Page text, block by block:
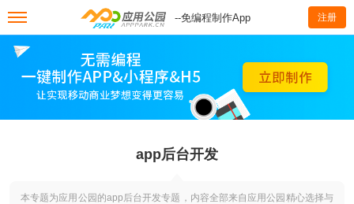
--免编程制作App 注册
app后台开发
本专题为应用公园的app后台开发专题，内容全部来自应用公园精心选择与